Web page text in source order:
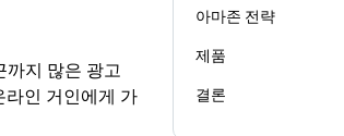
아마존 전략
제품
결론
까지 많은 광고
라인 거인에게 가